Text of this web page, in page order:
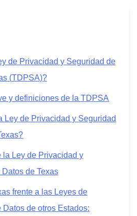
de Privacidad y Seguridad de
(TDPSA)?
y definiciones de la TDPSA
Ley de Privacidad y Seguridad
la Ley de Privacidad y
de Texas
frente a las Leyes de
Datos de otros Estados: